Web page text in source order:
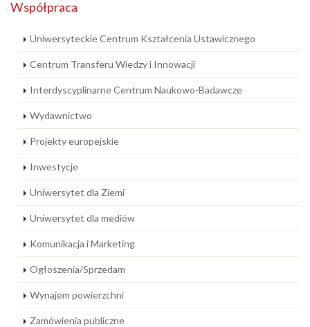
Współpraca
Uniwersyteckie Centrum Kształcenia Ustawicznego
Centrum Transferu Wiedzy i Innowacji
Interdyscyplinarne Centrum Naukowo-Badawcze
Wydawnictwo
Projekty europejskie
Inwestycje
Uniwersytet dla Ziemi
Uniwersytet dla mediów
Komunikacja i Marketing
Ogłoszenia/Sprzedam
Wynajem powierzchni
Zamówienia publiczne